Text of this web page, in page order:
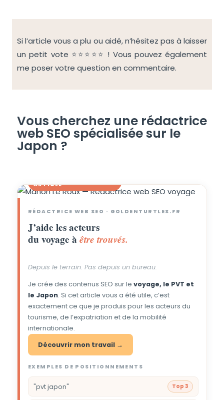
Si l’article vous a plu ou aidé, n’hésitez pas à laisser
un petit vote ⭐⭐⭐⭐⭐ ! Vous pouvez également
me poser votre question en commentaire.
Vous cherchez une rédactrice
web SEO spécialisée sur le
Japon ?
ARTICLE
Goldenturtles.fr
RÉDACTRICE WEB SEO · GOLDENTURTLES.FR
J’aide les acteurs
du voyage à être trouvés.
Depuis le terrain. Pas depuis un bureau.
Je crée des contenus SEO sur le voyage, le PVT et
le Japon. Si cet article vous a été utile, c’est
exactement ce que je produis pour les acteurs du
tourisme, de l’expatriation et de la mobilité
internationale.
Découvrir mon travail →
EXEMPLES DE POSITIONNEMENTS
"pvt japon" Top 3